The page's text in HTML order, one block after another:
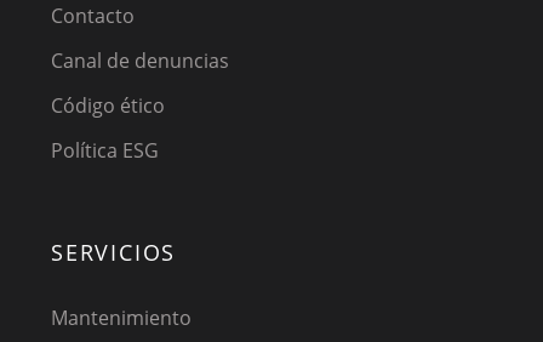
Contacto
Canal de denuncias
Código ético
Política ESG
SERVICIOS
Mantenimiento